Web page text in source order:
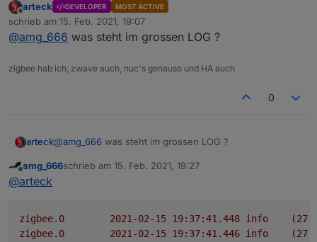
$ ./iobroker upgrade zigbee
Update zigbee from @1.4.2 to @1.4.4
host.iomaster Adapter
npm install iobroker.zigbee@1.4.4 --
Killed
Raspi 3b, npm 6.14.10, js-controller 3.2.16, node-js
Offline
arteck DEVELOPER MOST ACTIVE
schrieb am 15. Feb. 2021, 19:07
zuletzt editiert von
@amg_666 was steht im grossen LOG ?
zigbee hab ich, zwave auch, nuc's genauso und HA auch
0
arteck@amg_666 was steht im grossen LOG ?
Offline
amg_666schrieb am 15. Feb. 2021, 19:27
zuletzt editiert von
@arteck
zigbee.0 info
zigbee.0
info